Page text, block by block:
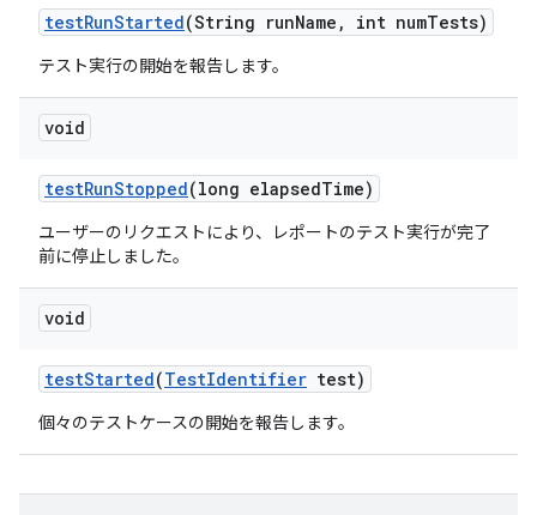
testRunStarted(String runName , int numTests)
テスト実行の開始を報告します。
void
testRunStopped(long elapsedTime)
ユーザーのリクエストにより、レポートのテスト実行が完了
前に停止しました。
void
testStarted(TestIdentifier test)
個々のテストケースの開始を報告します。